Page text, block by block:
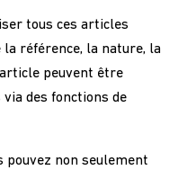
tous ces articles
référence, la nature, la
peuvent être
des fonctions de
pouvez non seulement